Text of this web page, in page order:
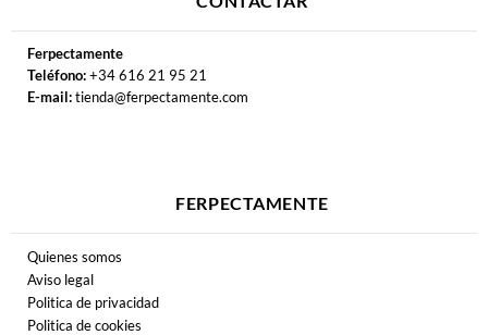
Ferpectamente
Teléfono:+34 616 21 95 21
E-mail:tienda@ferpectamente.com
FERPECTAMENTE
Quienes somos
Aviso legal
Politica de privacidad
Politica de cookies